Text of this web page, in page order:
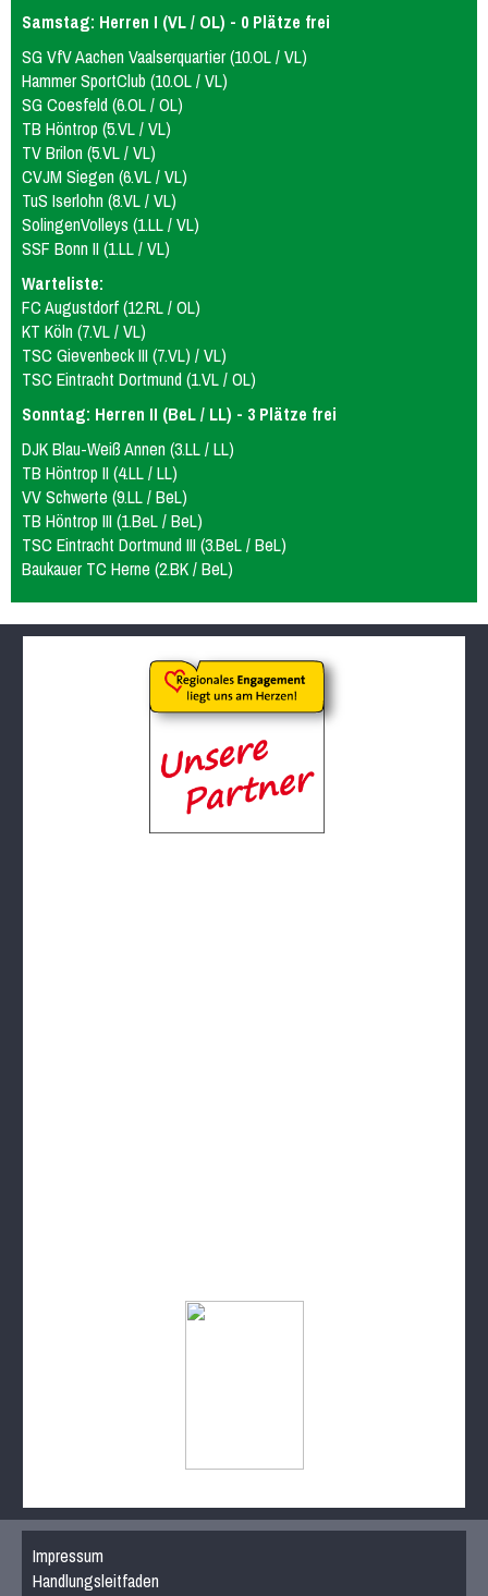
Samstag: Herren I (VL / OL) - 0 Plätze frei
SG VfV Aachen Vaalserquartier (10.OL / VL)
Hammer SportClub (10.OL / VL)
SG Coesfeld (6.OL / OL)
TB Höntrop (5.VL / VL)
TV Brilon (5.VL / VL)
CVJM Siegen (6.VL / VL)
TuS Iserlohn (8.VL / VL)
SolingenVolleys (1.LL / VL)
SSF Bonn II (1.LL / VL)
Warteliste:
FC Augustdorf (12.RL / OL)
KT Köln (7.VL / VL)
TSC Gievenbeck III (7.VL) / VL)
TSC Eintracht Dortmund (1.VL / OL)
Sonntag: Herren II (BeL / LL) - 3 Plätze frei
DJK Blau-Weiß Annen (3.LL / LL)
TB Höntrop II (4.LL / LL)
VV Schwerte (9.LL / BeL)
TB Höntrop III (1.BeL / BeL)
TSC Eintracht Dortmund III (3.BeL / BeL)
Baukauer TC Herne (2.BK / BeL)
Impressum
Handlungsleitfaden